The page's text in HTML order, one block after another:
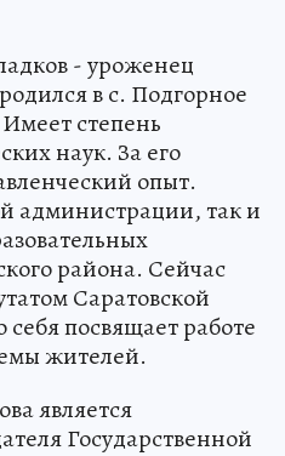
- уроженец
в с. Подгорное
степень
наук. За его
опыт.
администрации, так и
района. Сейчас
Саратовской
посвящает работе
жителей.
является
Государственной